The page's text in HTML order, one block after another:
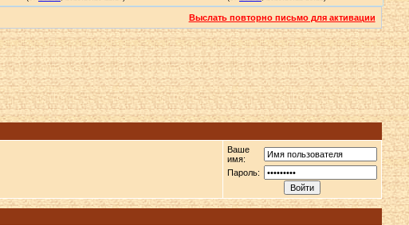
Выслать повторно письмо для активации
Ваше
имя:
Пароль: